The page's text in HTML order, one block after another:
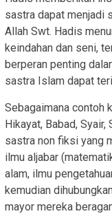
sastra dapat menjadi
Allah Swt. Hadis
keindahan dan seni,
berperan penting
sastra Islam dapat
Sebagaimana contoh
Hikayat, Babad,
sastra non fiksi yang
ilmu aljabar
alam, ilmu
kemudian
mayor mereka